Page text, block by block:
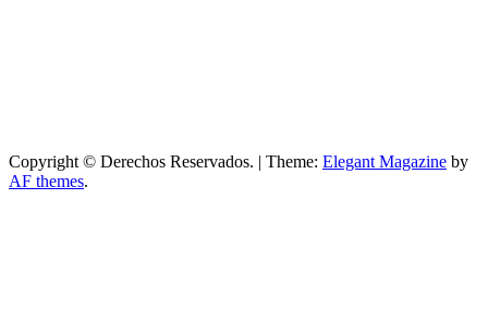
Copyright © Derechos Reservados. | Theme: Elegant Magazine by
AF themes.